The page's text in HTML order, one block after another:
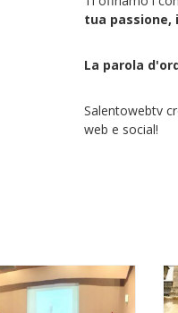
tua
La parola
Salentowebtv
web e social!